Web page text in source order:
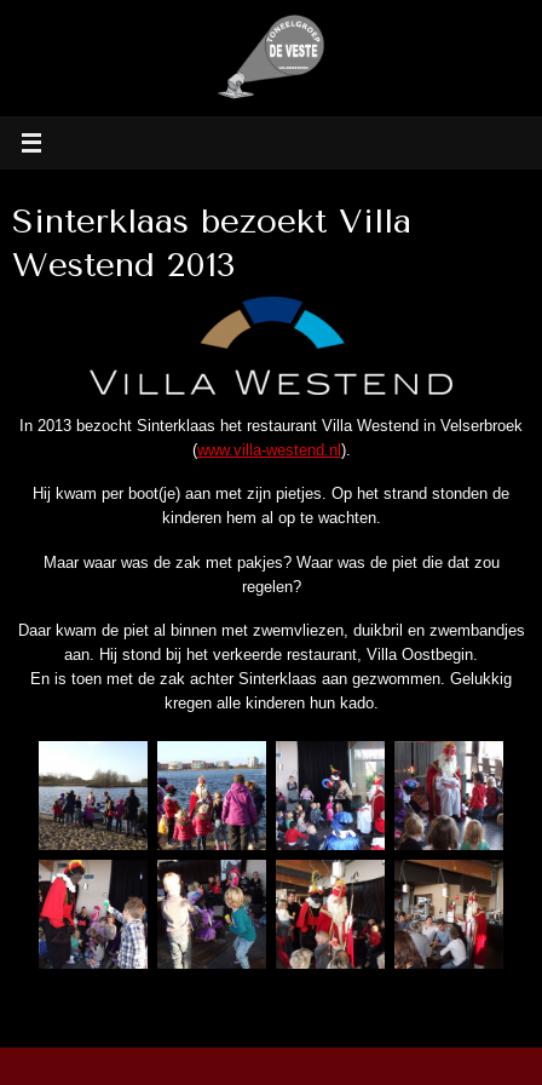
Sinterklaas bezoekt Villa
Westend 2013
In 2013 bezocht Sinterklaas het restaurant Villa Westend in Velserbroek
(www.villa-westend.nl ).
Hij kwam per boot(je) aan met zijn pietjes. Op het strand stonden de
kinderen hem al op te wachten.
Maar waar was de zak met pakjes? Waar was de piet die dat zou
regelen?
Daar kwam de piet al binnen met zwemvliezen, duikbril en zwembandjes
aan. Hij stond bij het verkeerde restaurant, Villa Oostbegin.
En is toen met de zak achter Sinterklaas aan gezwommen. Gelukkig
kregen alle kinderen hun kado.